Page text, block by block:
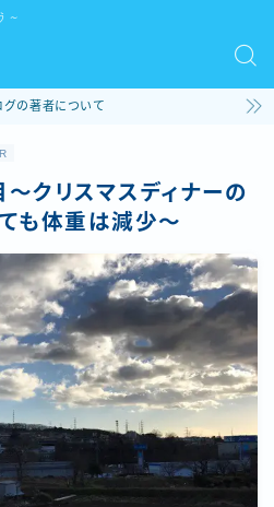
～
グの著者について
クリスマスディナーの
も体重は減少～